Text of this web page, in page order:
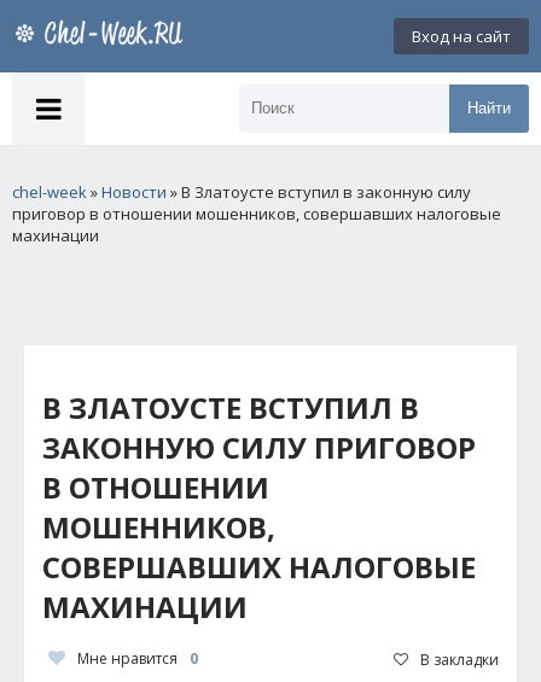
Вход на сайт
Найти
chel-week»Новости » В Златоусте вступил в законную силу
приговор в отношении мошенников, совершавших налоговые
махинации
В ЗЛАТОУСТЕ ВСТУПИЛ В
ЗАКОННУЮ СИЛУ ПРИГОВОР
В ОТНОШЕНИИ
МОШЕННИКОВ,
СОВЕРШАВШИХ НАЛОГОВЫЕ
МАХИНАЦИИ
Мне нравится 0 В закладки